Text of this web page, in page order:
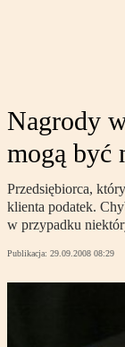
Nagrody
mogą być
Przedsiębiorca,
klienta podatek.
w przypadku
Publikacja: 29.09.2008 08:29